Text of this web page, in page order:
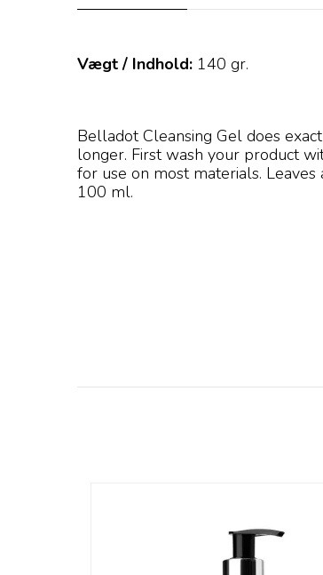
Vægt / Indhold: 140 gr.
Belladot Cleansing Gel does
longer. First wash your product
for use on most materials.
100 ml.